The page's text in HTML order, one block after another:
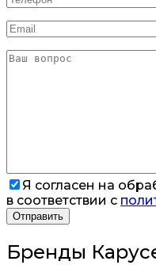
Я согласен на
в соответствии с
Бренды